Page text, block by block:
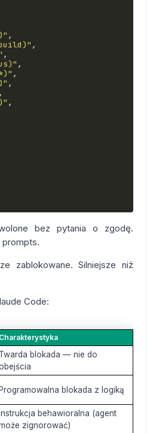
,
,
,
,
,
,
,
,
bez pytania o zgodę.
prompts.
zablokowane. Silniejsze niż
Code:
Charakterystyka
Twarda blokada — nie do
blokada z logiką
behawioralna (agent
zignorować)